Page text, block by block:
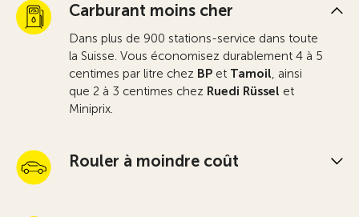
Carburant moins cher
Dans plus de 900 stations-service dans toute
la Suisse. Vous économisez durablement 4 à 5
centimes par litre chez BP et Tamoil, ainsi
que 2 à 3 centimes chez Ruedi Rüssel et
Miniprix.
Rouler à moindre coût